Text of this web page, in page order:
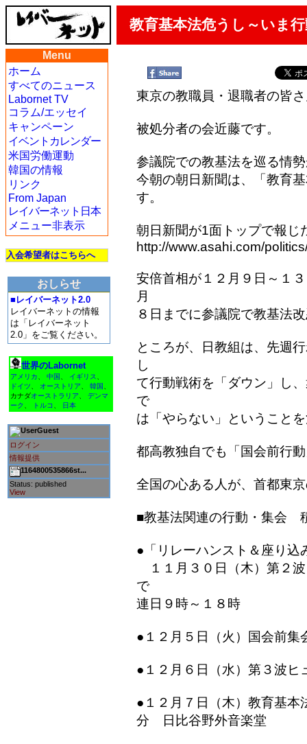
教育基本法危うし～いま
Menu
ホーム
すべてのニュース
Labornet TV
コラム/エッセイ
キャンペーン
イベントカレンダー
米国労働運動
韓国の情報
リンク
From Japan
レイバーネット日本
メニュー非表示
入会希望者はこちらへ
おしらせ
■レイバーネット2.0
レイバーネットの情報
は「レイバーネット
2.0」をご覧ください。
世界のLabornet
アメリカ 中国 イギリス
ドイツ
オーストリア 韓国
カナダオーストラリア
デンマ
ーク
トルコ 日本
Guest
ログイン
情報提供
1164800535866st...
Status: published
View
東京の教職員・退職者の皆
被処分者の会近藤です。
参議院での教基法を巡る情
今朝の朝日新聞は、「教育
す。
朝日新聞が1面トップで報じ
http://www.asahi.com/
安倍首相が１２月９日～１
月
８日までに参議院で教基法
ところが、日教組は、先週
し
て行動戦術を「ダウン」し
で
は「やらない」ということ
都高教独自でも「国会前行
全国の心ある人が、首都東
■教基法関連の行動・集会
●「リレーハンスト＆座り込
１１月３０日（木）第２
で
連日９時～１８時
●１２月５日（火）国会前
●１２月６日（水）第３波
●１２月７日（木）教育基本
分 日比谷野外音楽堂